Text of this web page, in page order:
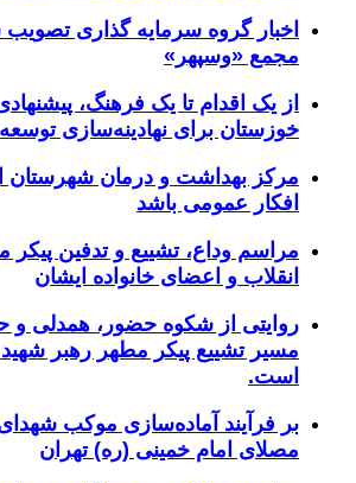
مجمع «وسپهر»
از یک اقدام تا یک فرهنگ، پیشنهادی
خوزستان برای نهادینه‌سازی توسعه
مرکز بهداشت و درمان شهرستان
افکار عمومی باشد
مراسم وداع، تشییع و تدفین پیکر
انقلاب و اعضای خانواده ایشان
روایتی از شکوه حضور، همدلی و
مسیر تشییع پیکر مطهر رهبر
است.
بر فرآیند آماده‌سازی موکب
مصلای امام خمینی (ره) تهران